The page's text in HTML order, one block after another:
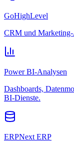
GoHighLevel
CRM und
Power BI-Analysen
Dashboards,
BI-Dienste.
ERPNext ERP